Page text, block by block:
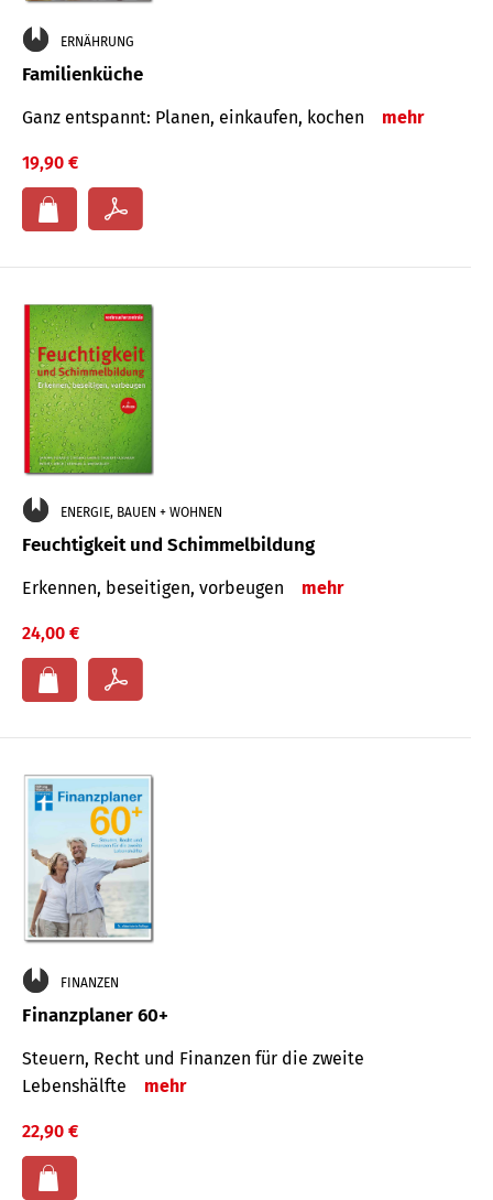
ERNÄHRUNG
Familienküche
Ganz entspannt: Planen, einkaufen, kochen mehr
19,90 €
ENERGIE, BAUEN + WOHNEN
Feuchtigkeit und Schimmelbildung
Erkennen, beseitigen, vorbeugen mehr
24,00 €
FINANZEN
Finanzplaner 60+
Steuern, Recht und Finanzen für die zweite
Lebenshälfte
mehr
22,90 €